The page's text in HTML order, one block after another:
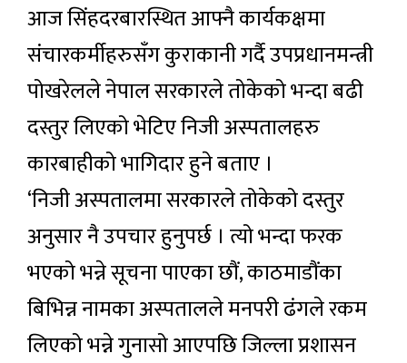
आज सिंहदरबारस्थित आफ्नै कार्यकक्षमा
संचारकर्मीहरुसँग कुराकानी गर्दै उपप्रधानमन्त्री
पोखरेलले नेपाल सरकारले तोकेको भन्दा बढी
दस्तुर लिएको भेटिए निजी अस्पतालहरु
कारबाहीको भागिदार हुने बताए ।
‘निजी अस्पतालमा सरकारले तोकेको दस्तुर
अनुसार नै उपचार हुनुपर्छ । त्यो भन्दा फरक
भएको भन्ने सूचना पाएका छौं, काठमाडौंका
बिभिन्न नामका अस्पतालले मनपरी ढंगले रकम
लिएको भन्ने गुनासो आएपछि जिल्ला प्रशासन